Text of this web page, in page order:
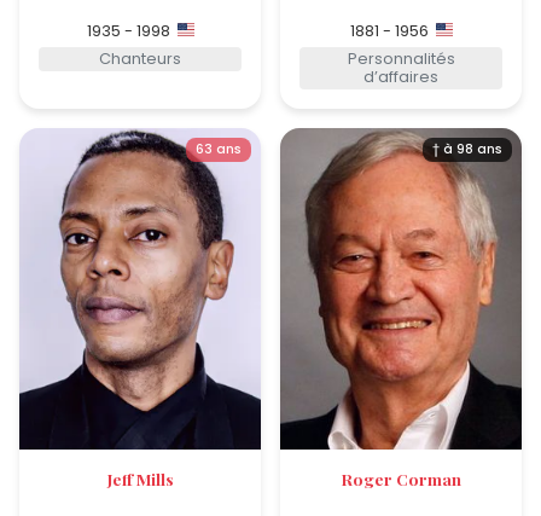
1935 - 1998
Chanteurs
1881 - 1956
Personnalités
d’affaires
63 ans
Jeff Mills
† à 98 ans
Roger Corman